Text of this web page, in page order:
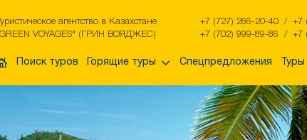
Туристическое агентство в Казахстане
VOYAGES" (ГРИН ВОЯДЖЕС)
+7 (727) 266-20-40/ +7
+7 (702) 999-89-86 / +7
Поиск туров Горящие туры Спецпредложения Туры